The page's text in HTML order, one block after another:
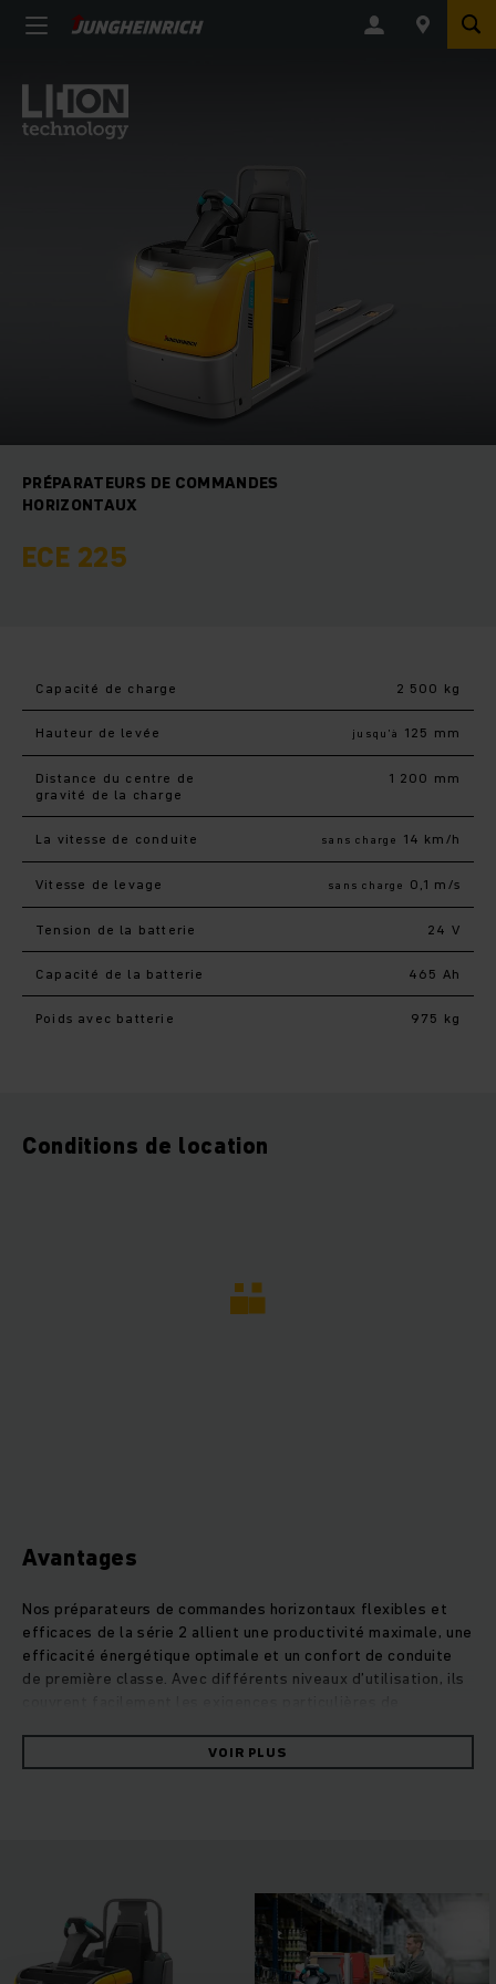
PRÉPARATEURS DE COMMANDES
HORIZONTAUX
ECE 225
Capacité de charge 2 500 kg
Hauteur de levée jusqu’à 125 mm
Distance du centre de
gravité de la charge
1 200 mm
La vitesse de conduite sans charge 14 km/h
Vitesse de levage sans charge 0,1 m/s
Tension de la batterie 24 V
Capacité de la batterie 465 Ah
Poids avec batterie 975 kg
Conditions de location
Avantages
Nos préparateurs de commandes horizontaux flexibles et
efficaces de la série 2 allient une productivité maximale, une
efficacité énergétique optimale et un confort de conduite
de première classe. Avec différents niveaux d’utilisation, ils
signifie des processus de picking optimisés avec des
exigences de performance maximales. Préparer les
plusieurs postes. La construction robuste aux dimensions
compactes permet des virages rapides avec la meilleure
accélération du marché. Une plate-forme à levage
hydraulique amortie offre une protection contre les chocs.
VOIR PLUS